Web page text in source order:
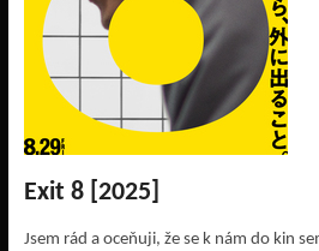
Exit 8 [2025]
Jsem rád a oceňuji, že se k nám do kin